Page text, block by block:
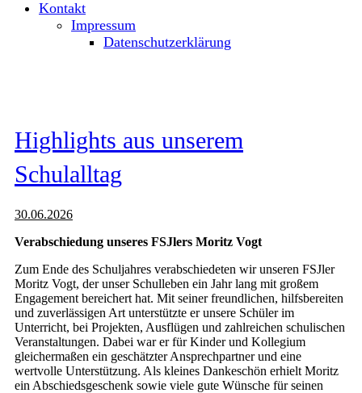
Kontakt
Impressum
Datenschutzerklärung
Highlights aus unserem
Schulalltag
30.06.2026
Verabschiedung unseres FSJlers Moritz Vogt
Zum Ende des Schuljahres verabschiedeten wir unseren FSJler
Moritz Vogt, der unser Schulleben ein Jahr lang mit großem
Engagement bereichert hat. Mit seiner freundlichen, hilfsbereiten
und zuverlässigen Art unterstützte er unsere Schüler im
Unterricht, bei Projekten, Ausflügen und zahlreichen schulischen
Veranstaltungen. Dabei war er für Kinder und Kollegium
gleichermaßen ein geschätzter Ansprechpartner und eine
wertvolle Unterstützung. Als kleines Dankeschön erhielt Moritz
ein Abschiedsgeschenk sowie viele gute Wünsche für seinen